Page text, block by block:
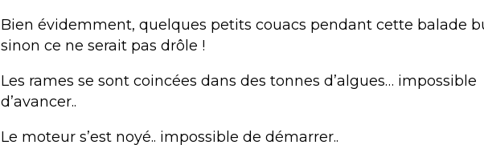
Bien évidemment, quelques petits couacs pendant cette balade
sinon ce ne serait pas drôle !
Les rames se sont coincées dans des tonnes d’algues… impossible
d’avancer..
Le moteur s’est noyé.. impossible de démarrer..